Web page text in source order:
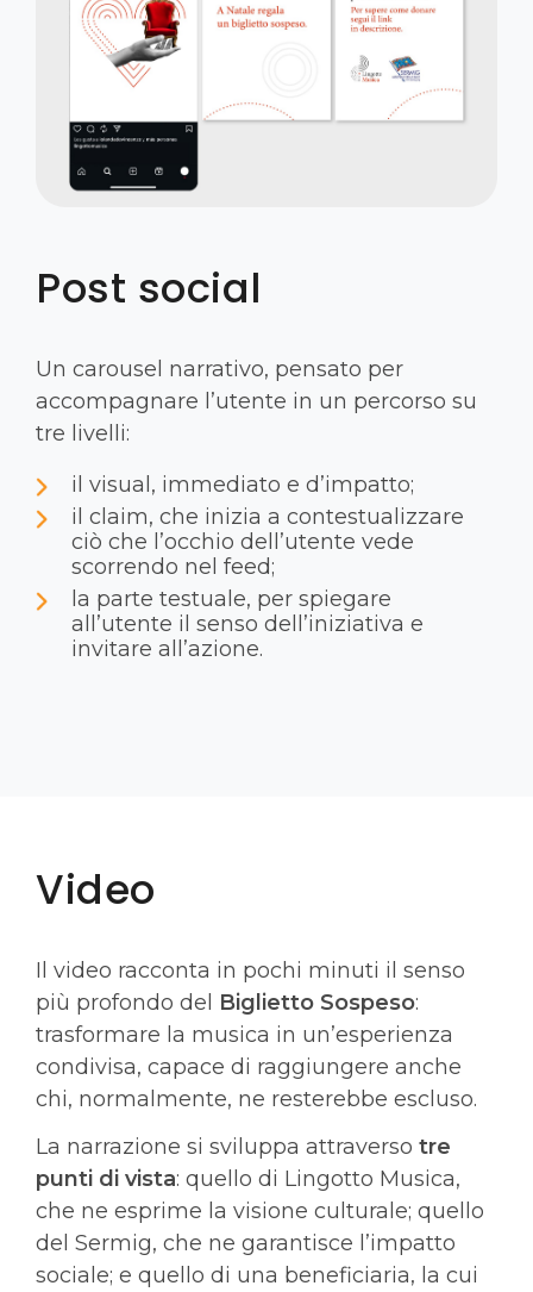
Post social
Un carousel narrativo, pensato per
accompagnare l’utente in un percorso su
tre livelli:
il visual, immediato e d’impatto;
il claim, che inizia a contestualizzare
ciò che l’occhio dell’utente vede
scorrendo nel feed;
la parte testuale, per spiegare
all’utente il senso dell’iniziativa e
invitare all’azione.
Video
Il video racconta in pochi minuti il senso
più profondo del Biglietto Sospeso:
trasformare la musica in un’esperienza
condivisa, capace di raggiungere anche
chi, normalmente, ne resterebbe escluso.
La narrazione si sviluppa attraverso tre
punti di vista: quello di Lingotto Musica,
che ne esprime la visione culturale; quello
del Sermig, che ne garantisce l’impatto
sociale; e quello di una beneficiaria, la cui